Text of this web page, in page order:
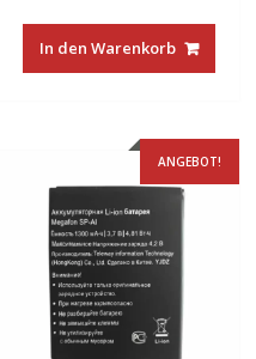
war:
€45.00
ist:
€21.20.
In den Warenkorb
ANGEBOT!